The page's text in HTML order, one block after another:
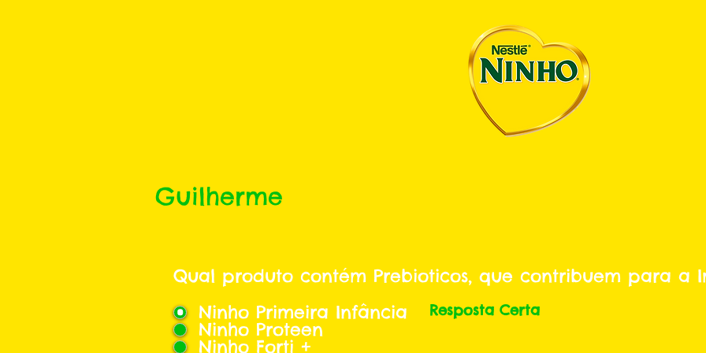
Guilherme
Qual produto contém Prebioticos, que contribuem para a
Ninho Primeira Infância
Ninho Proteen
Ninho Forti +
Resposta Certa